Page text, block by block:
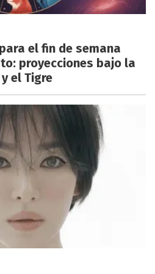
el fin de semana
proyecciones bajo la
el Tigre